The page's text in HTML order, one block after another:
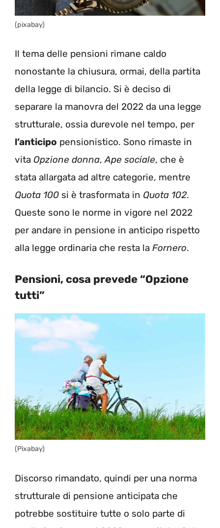
(pixabay)
Il tema delle pensioni rimane caldo
nonostante la chiusura, ormai, della partita
della legge di bilancio. Si è deciso di
separare la manovra del 2022 da una legge
strutturale, ossia durevole nel tempo, per
l’anticipo pensionistico. Sono rimaste in
vita Opzione donna,Ape sociale, che è
stata allargata ad altre categorie, mentre
Quota 100 si è trasformata in Quota 102.
Queste sono le norme in vigore nel 2022
per andare in pensione in anticipo rispetto
alla legge ordinaria che resta la Fornero.
Pensioni, cosa prevede “Opzione
tutti”
(Pixabay)
Discorso rimandato, quindi per una norma
strutturale di pensione anticipata che
potrebbe sostituire tutte o solo parte di